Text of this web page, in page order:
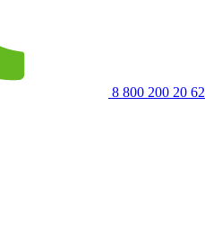
8 800 200 20 62